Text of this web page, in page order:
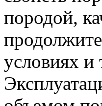
породой,
условиях и